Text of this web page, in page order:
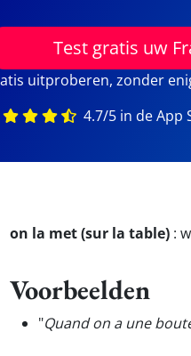
Test gratis uw
uitproberen, zonder
4.7/5 in de App
on la met (sur la table) :
Voorbeelden
"Quand on a une